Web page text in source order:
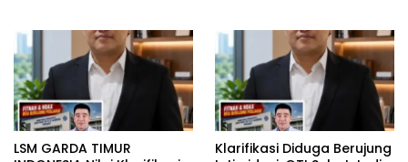
tidak harus resmi Dengan
suasana Santai lebih
Dekat Dan Harmonis.
LSM GARDA TIMUR
Klarifikasi Diduga Berujung